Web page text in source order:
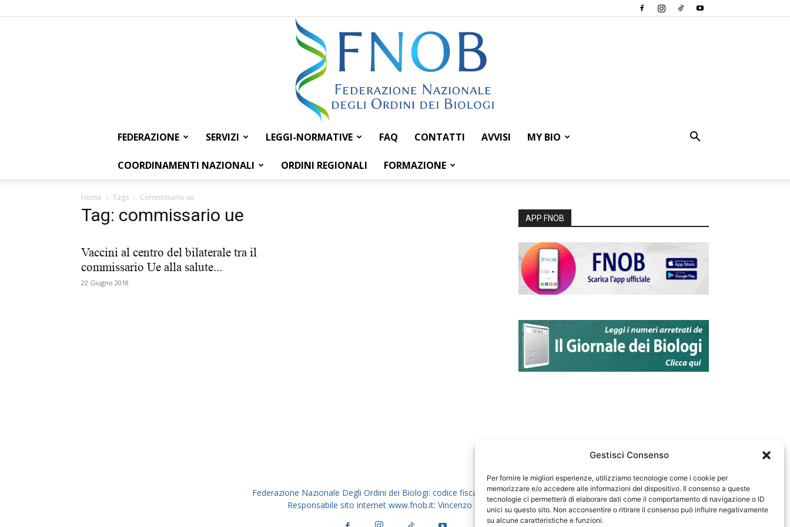
Gestisci Consenso
Per fornire le migliori esperienze, utilizziamo tecnologie come i cookie per
memorizzare e/o accedere alle informazioni del dispositivo. Il consenso a queste
tecnologie ci permetterà di elaborare dati come il comportamento di navigazione o ID
unici su questo sito. Non acconsentire o ritirare il consenso può influire negativamente
su alcune caratteristiche e funzioni.
Federazione
FEDERAZIONE SERVIZI LEGGI-NORMATIVE FAQ CONTATTI AVVISI MY BIO
COORDINAMENTI NAZIONALI ORDINI REGIONALI FORMAZIONE
Home Tags Commissario ue
Tag: commissario ue
Vaccini al centro del bilaterale tra il
commissario Ue alla salute...
22 Giugno 2018
APP FNOB
Federazione Nazionale Degli Ordini dei Biologi: codice fiscale 80069130583
Responsabile sito internet www.fnob.it: Vincenzo D'Anna